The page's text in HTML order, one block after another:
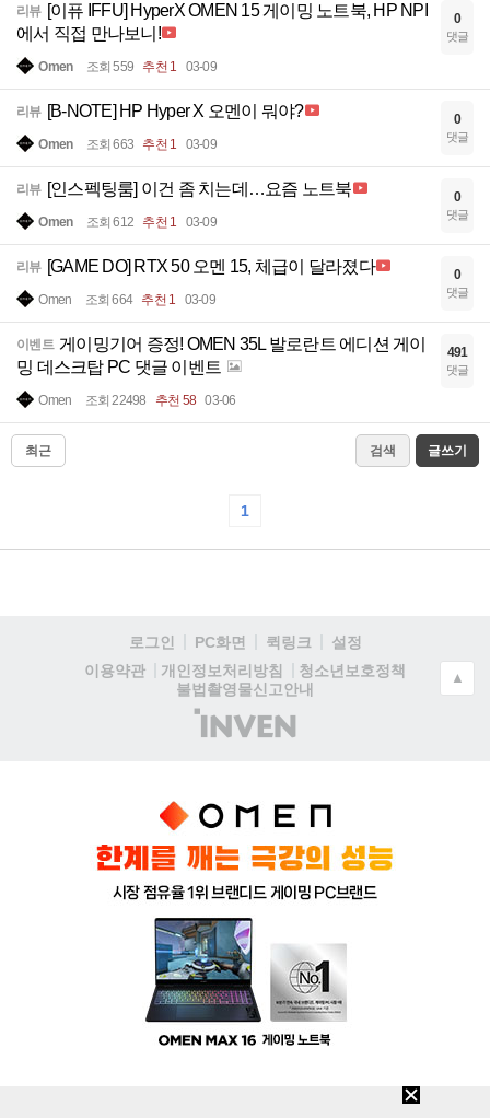
리뷰 [이퓨 IFFU] HyperX OMEN 15 게이밍 노트북, HP NPI
에서 직접 만나보니!
Omen 조회 559 추천 1 03-09
0
댓글
리뷰 [B-NOTE] HP Hyper X 오멘이 뭐야?
Omen 조회 663 추천 1 03-09
0
댓글
리뷰 [인스펙팅룸] 이건 좀 치는데…요즘 노트북
Omen 조회 612 추천 1 03-09
0
댓글
리뷰 [GAME DO] RTX 50 오멘 15, 체급이 달라졌다
Omen 조회 664 추천 1 03-09
0
댓글
이벤트 게이밍기어 증정! OMEN 35L 발로란트 에디션 게이
밍 데스크탑 PC 댓글 이벤트
Omen 조회 22498 추천 58 03-06
491
댓글
최근 검색 글쓰기
1
로그인 PC화면 퀵링크
설정
이용약관
개인정보처리방침
청소년보호정책
불법촬영물신고안내
(주)
인
▲